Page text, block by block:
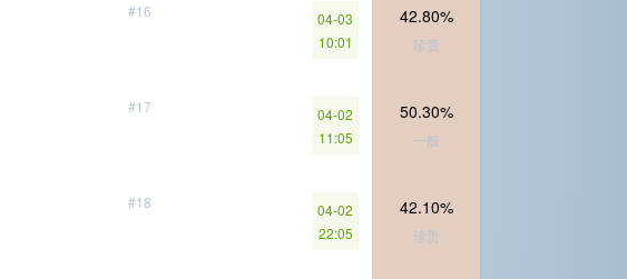
#16
04-03
10:01
42.80%
珍贵
#17
04-02
11:05
50.30%
一般
#18
04-02
22:05
42.10%
珍贵